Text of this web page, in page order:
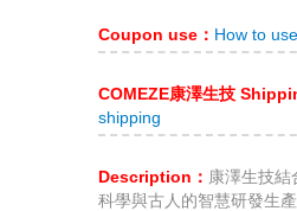
Coupon use： How to
COMEZE康澤生技
shipping
Description： 康澤生技結
科學與古人的智慧研發生